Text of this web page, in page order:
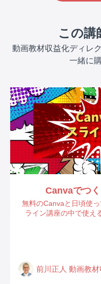
この講
動画教材収益化ディレ
一緒に
Canvaでつ
無料のCanvaと日頃使
ライン講座の中で使え